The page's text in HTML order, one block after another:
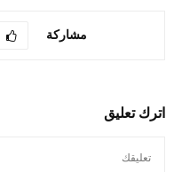
مشاركة
اترك تعليق